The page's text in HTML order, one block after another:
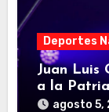
Deportes
Juan Luis
a la
agosto 5,